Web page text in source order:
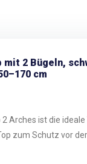
mit 2 Bügeln,
cm
2 Arches ist die
zum Schutz vor